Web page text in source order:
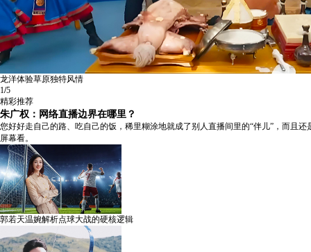
龙洋体验草原独特风情
1/5
精彩推荐
朱广权：网络直播边界在哪里？
您好好走自己的路、吃自己的饭，稀里糊涂地就成了别人直播间里的“伴儿”，而且
屏幕看。
郭若天温婉解析点球大战的硬核逻辑